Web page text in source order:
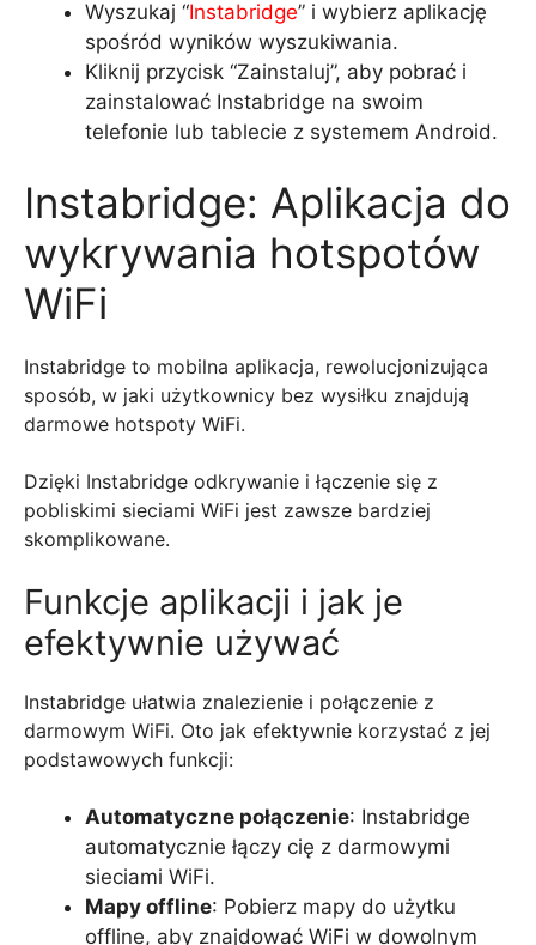
Wyszukaj “Instabridge” i wybierz aplikację
spośród wyników wyszukiwania.
Kliknij przycisk “Zainstaluj”, aby pobrać i
zainstalować Instabridge na swoim
telefonie lub tablecie z systemem Android.
Instabridge: Aplikacja do
wykrywania hotspotów
WiFi
Instabridge to mobilna aplikacja, rewolucjonizująca
sposób, w jaki użytkownicy bez wysiłku znajdują
darmowe hotspoty WiFi.
Dzięki Instabridge odkrywanie i łączenie się z
pobliskimi sieciami WiFi jest zawsze bardziej
skomplikowane.
Funkcje aplikacji i jak je
efektywnie używać
Instabridge ułatwia znalezienie i połączenie z
darmowym WiFi. Oto jak efektywnie korzystać z jej
podstawowych funkcji:
Automatyczne połączenie: Instabridge
automatycznie łączy cię z darmowymi
sieciami WiFi.
Mapy offline: Pobierz mapy do użytku
offline, aby znajdować WiFi w dowolnym